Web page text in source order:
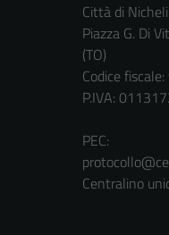
Città di
Piazza G. Di
(TO)
Codice
P.IVA:
PEC:
Centralino